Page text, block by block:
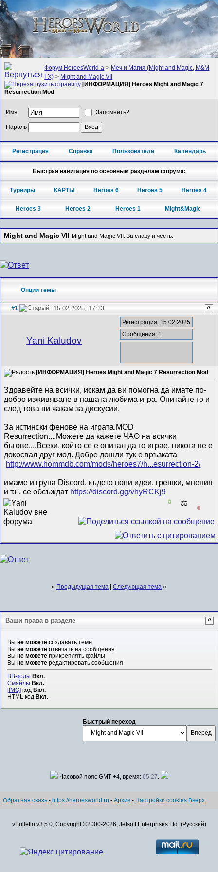
Форум HeroesWorld-а > Меч и Магия (Might and Magic, M&M
I-X) > Might and Magic VII
[ИНФОРМАЦИЯ] Heroes Might and Magic 7
Resurrection Mod
Имя Запомнить?
Пароль
Регистрация Справка Пользователи Календарь
Быстрая навигация по основным разделам форума:
Турниры КАРТЫ Heroes 6 Heroes 5 Heroes 4
Heroes 3 Heroes 2 Heroes 1 Might&Magic
Might and Magic VII Might and Magic VII: За славу и честь.
Опции темы
#1 15.02.2025, 17:33 ^
Yani Kaludov
Регистрация: 15.02.2025
Сообщения: 1
[ИНФОРМАЦИЯ] Heroes Might and Magic 7 Resurrection Mod
Здравейте на всички, искам да ви помогна да имате по-
добро изживяване в нашата любима игра. Опитайте го и
след това ви чакам за дискусии.
За истински фенове на играта.MOD
Resurrection....Можете да кажете ЧАО на всички
бъгове....Всеки, който се е опитал да го играе, никога не е
докосвал друг мод. Добре дошли тук е връзката
http://www.hommdb.com/mods/heroes7/h...esurrection-2/
имаме и група Discord, където нови идеи, грешки, мнения
и т.н. се обсъждат https://discord.gg/vhyRCKj9
0 ⚖️
0
« Предыдущая тема Следующая тема »
Ваши права в разделе ^
Вы не можетесоздавать темы
Вы не можетеотвечать на сообщения
Вы не можетеприкреплять файлы
Вы не можетередактировать сообщения
BB-коды Вкл.
Смайлы Вкл.
[IMG]код Вкл.
HTML код Вкл.
Быстрый переход
Часовой пояс GMT +4, время: 05:27.
Обратная связь - https://heroesworld.ru - Архив - Настройки cookies Вверх
vBulletin v3.5.0, Copyright ©2000-2026, Jelsoft Enterprises Ltd. (Русский)